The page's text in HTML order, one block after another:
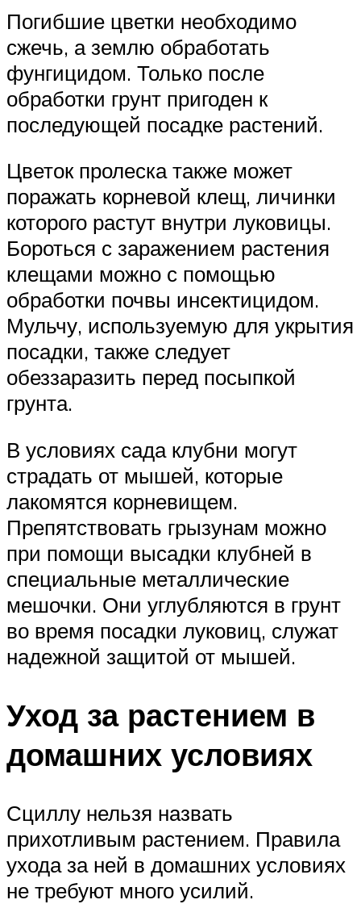
Погибшие цветки необходимо
сжечь, а землю обработать
фунгицидом. Только после
обработки грунт пригоден к
последующей посадке растений.
Цветок пролеска также может
поражать корневой клещ, личинки
которого растут внутри луковицы.
Бороться с заражением растения
клещами можно с помощью
обработки почвы инсектицидом.
Мульчу, используемую для укрытия
посадки, также следует
обеззаразить перед посыпкой
грунта.
В условиях сада клубни могут
страдать от мышей, которые
лакомятся корневищем.
Препятствовать грызунам можно
при помощи высадки клубней в
специальные металлические
мешочки. Они углубляются в грунт
во время посадки луковиц, служат
надежной защитой от мышей.
Уход за растением в
домашних условиях
Сциллу нельзя назвать
прихотливым растением. Правила
ухода за ней в домашних условиях
не требуют много усилий.